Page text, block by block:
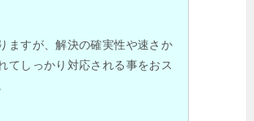
ますが、解決の確実性や速さか
てしっかり対応される事をおス